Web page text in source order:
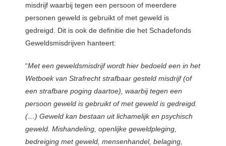
misdrijf waarbij tegen een persoon of meerdere
personen geweld is gebruikt of met geweld is
gedreigd. Dit is ook de definitie die het Schadefonds
Geweldsmisdrijven hanteert:
“Met een geweldsmisdrijf wordt hier bedoeld een in het
Wetboek van Strafrecht strafbaar gesteld misdrijf (of
een strafbare poging daartoe), waarbij tegen een
persoon geweld is gebruikt of met geweld is gedreigd.
(…) Geweld kan bestaan uit lichamelijk en psychisch
geweld. Mishandeling, openlijke geweldpleging,
bedreiging met geweld, mensenhandel, belaging,